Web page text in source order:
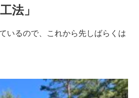
法」
いるので、これから先しばらくは